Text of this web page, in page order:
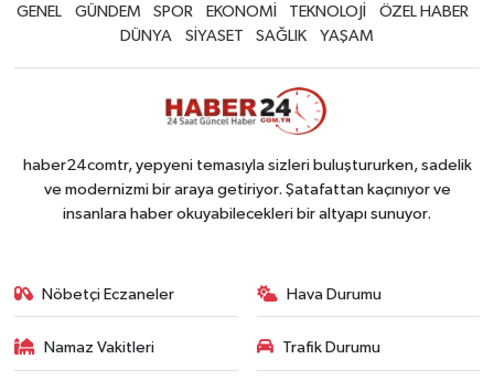
GENEL GÜNDEM SPOR EKONOMİ TEKNOLOJİ
ÖZEL HABER
DÜNYA
SİYASET SAĞLIK YAŞAM
haber24comtr, yepyeni temasıyla sizleri buluştururken, sadelik
ve modernizmi bir araya getiriyor. Şatafattan kaçınıyor ve
insanlara haber okuyabilecekleri bir altyapı sunuyor.
Nöbetçi Eczaneler Hava Durumu
Namaz Vakitleri Trafik Durumu